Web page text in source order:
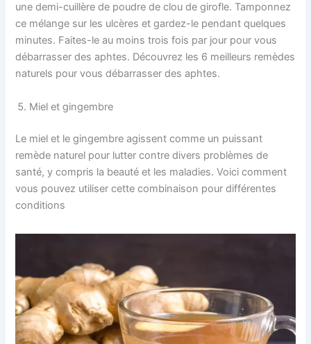
une demi-cuillère de poudre de clou de girofle. Tamponnez
ce mélange sur les ulcères et gardez-le pendant quelques
minutes. Faites-le au moins trois fois par jour pour vous
débarrasser des aphtes. Découvrez les 6 meilleurs remèdes
naturels pour vous débarrasser des aphtes.
Miel et gingembre
Le miel et le gingembre agissent comme un puissant
remède naturel pour lutter contre divers problèmes de
santé, y compris la beauté et les maladies. Voici comment
vous pouvez utiliser cette combinaison pour différentes
conditions